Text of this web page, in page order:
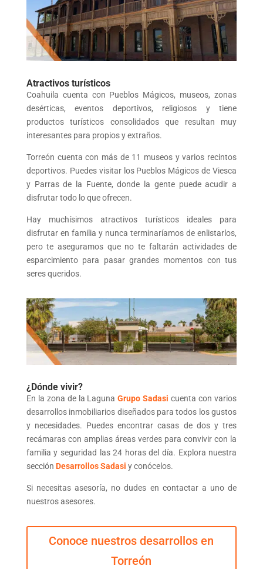
Atractivos turísticos
Coahuila cuenta con Pueblos Mágicos, museos, zonas
desérticas, eventos deportivos, religiosos y tiene
productos turísticos consolidados que resultan muy
interesantes para propios y extraños.
Torreón cuenta con más de 11 museos y varios recintos
deportivos. Puedes visitar los Pueblos Mágicos de Viesca
y Parras de la Fuente, donde la gente puede acudir a
disfrutar todo lo que ofrecen.
Hay muchísimos atractivos turísticos ideales para
disfrutar en familia y nunca terminaríamos de enlistarlos,
pero te aseguramos que no te faltarán actividades de
esparcimiento para pasar grandes momentos con tus
seres queridos.
¿Dónde vivir?
En la zona de la LagunaGrupo Sadasi cuenta con varios
desarrollos inmobiliarios diseñados para todos los gustos
y necesidades. Puedes encontrar casas de dos y tres
recámaras con amplias áreas verdes para convivir con la
familia y seguridad las 24 horas del día. Explora nuestra
sección Desarrollos Sadasi y conócelos.
Si necesitas asesoría, no dudes en contactar a uno de
nuestros asesores.
Conoce nuestros desarrollos en
Torreón